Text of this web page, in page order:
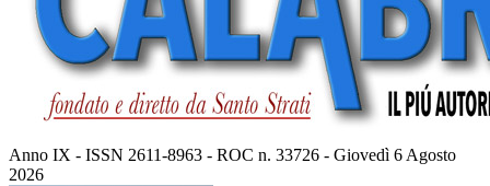
Anno IX - ISSN 2611-8963 - ROC n. 33726 - Giovedì 6 Agosto
2026